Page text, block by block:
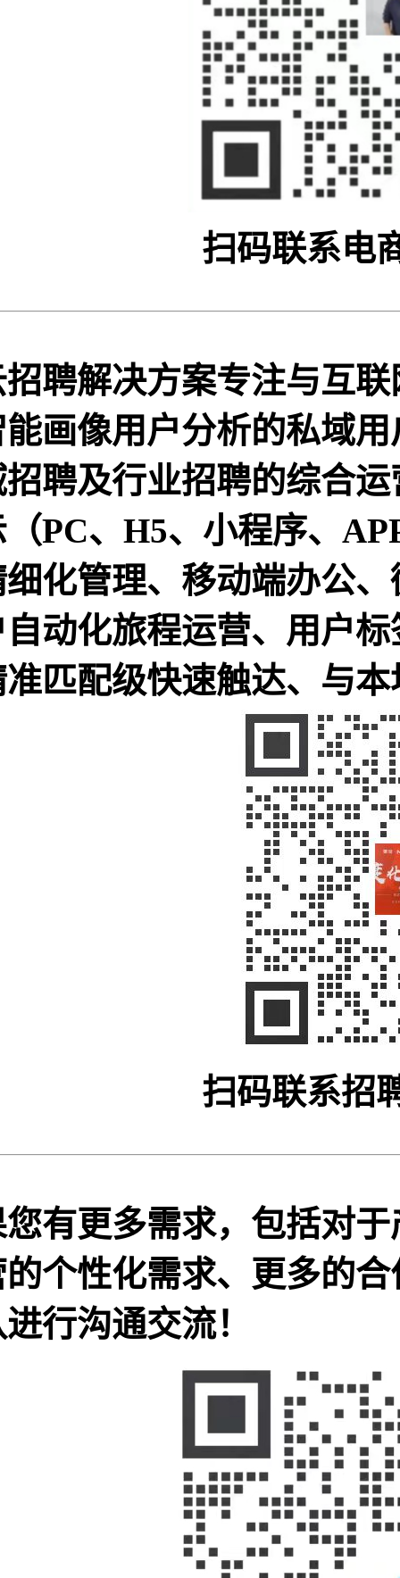
扫码联系电
聘解决方案专注与互
画像用户分析的私域
聘及行业招聘的综合
PC、H5、小程序、
化管理、移动端办公
动化旅程运营、用户
匹配级快速触达、与
扫码联系招
有更多需求，包括对
个性化需求、更多的
行沟通交流！